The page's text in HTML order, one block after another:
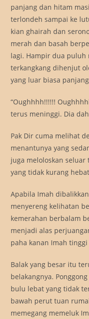
panjang dan hitam
terlondeh sampai ke
kian ghairah dan
merah dan basah
lagi. Hampir dua
terkangkang dihenjut
yang luar biasa
“Oughhhh!!!!!!
terus meninggi. Dia
Pak Dir cuma melihat
menantunya yang
juga meloloskan
yang tidak kurang
Apabila Imah
menyereng kelihatan
kemerahan berbalam
menjadi alas
paha kanan Imah
Balak yang besar itu
belakangnya.
bulu lebat yang tidak
bawah perut tuan
memegang memeluk